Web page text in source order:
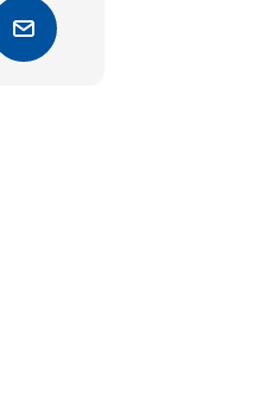
Get directions